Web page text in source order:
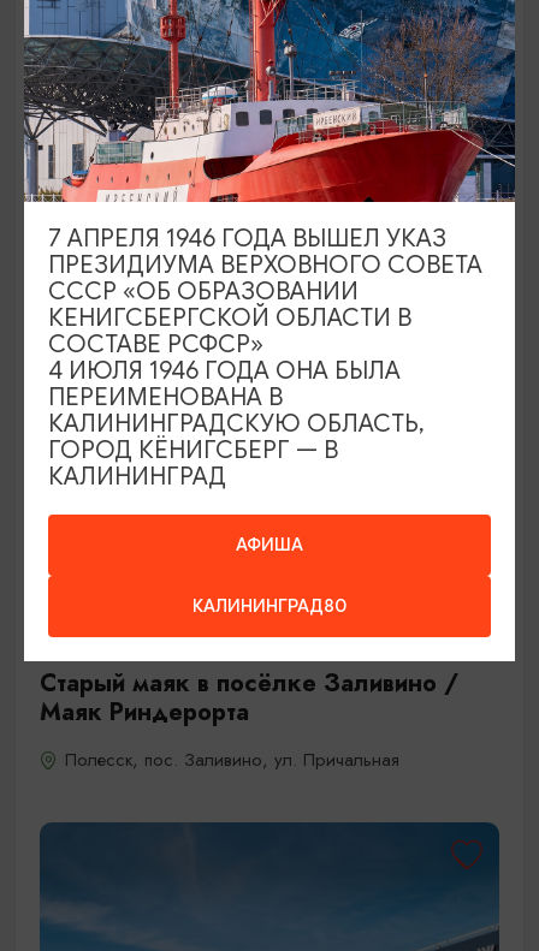
ЗАПОВЕДНЫЕ МЕСТА
Орнитологическая станция
«Фрингилла»
Куршская коса, 23-й км Куршской Косы
ДРУГИЕ ДОСТОПРИМЕЧАТЕЛЬНОСТИ
Старый маяк в посёлке Заливино /
Маяк Риндерорта
Полесск, пос. Заливино, ул. Причальная
АФИША
КАЛИНИНГРАД80
7 АПРЕЛЯ 1946 ГОДА ВЫШЕЛ УКАЗ
ПРЕЗИДИУМА ВЕРХОВНОГО СОВЕТА
СССР «ОБ ОБРАЗОВАНИИ
КЕНИГСБЕРГСКОЙ ОБЛАСТИ В
СОСТАВЕ РСФСР»
4 ИЮЛЯ 1946 ГОДА ОНА БЫЛА
ПЕРЕИМЕНОВАНА В
КАЛИНИНГРАДСКУЮ ОБЛАСТЬ,
ГОРОД КЁНИГСБЕРГ — В
КАЛИНИНГРАД